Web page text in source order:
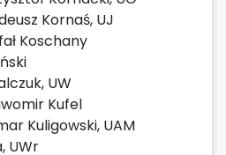
Kornaś, UJ
Koschany
UW
Kufel
Kuligowski, UAM
UWr